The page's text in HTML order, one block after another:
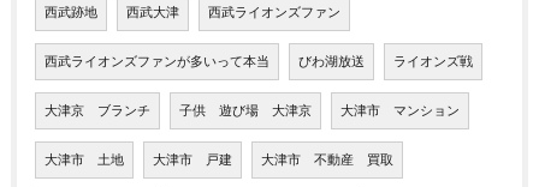
西武跡地 西武大津 西武ライオンズファン
西武ライオンズファンが多いって本当 びわ湖放送 ライオンズ戦
大津京 ブランチ 子供 遊び場 大津京 大津市 マンション
大津市 土地 大津市 戸建 大津市 不動産 買取